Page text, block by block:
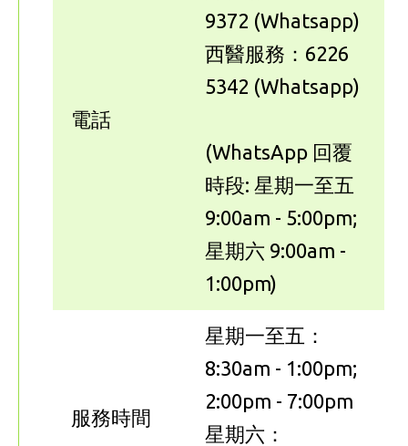
電話
9372 (Whatsapp)
西醫服務：6226
5342 (Whatsapp)
(WhatsApp 回覆
時段: 星期一至五
9:00am - 5:00pm;
星期六 9:00am -
1:00pm)
服務時間
星期一至五：
8:30am - 1:00pm;
2:00pm - 7:00pm
星期六：